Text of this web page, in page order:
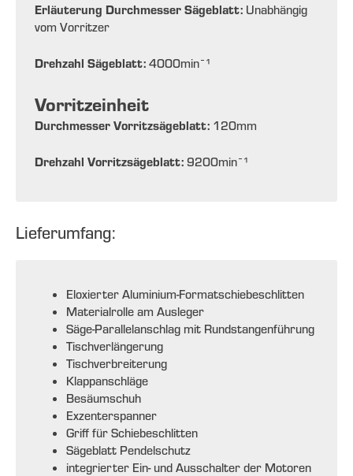
Erläuterung Durchmesser Sägeblatt: Unabhängig
vom Vorritzer
Drehzahl Sägeblatt: 4000min¯¹
Vorritzeinheit
Durchmesser Vorritzsägeblatt: 120mm
Drehzahl Vorritzsägeblatt: 9200min¯¹
Lieferumfang:
Eloxierter Aluminium-Formatschiebeschlitten
Materialrolle am Ausleger
Säge-Parallelanschlag mit Rundstangenführung
Tischverlängerung
Tischverbreiterung
Klappanschläge
Besäumschuh
Exzenterspanner
Griff für Schiebeschlitten
Sägeblatt Pendelschutz
integrierter Ein- und Ausschalter der Motoren